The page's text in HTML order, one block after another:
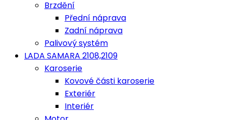
Brzdění
Přední náprava
Zadní náprava
Palivový systém
LADA SAMARA 2108,2109
Karoserie
Kovové části karoserie
Exteriér
Interiér